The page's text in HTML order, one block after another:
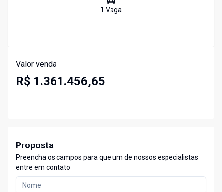
1 Vaga
Valor venda
R$ 1.361.456,65
Proposta
Preencha os campos para que um de nossos especialistas
entre em contato